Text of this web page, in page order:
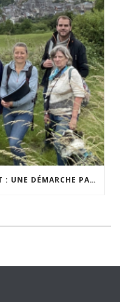
VISITE PARTAGÉE À WALCOURT : UNE DÉMARCHE PARTICIPATIVE ANIMÉE PAR ESPACE ENVIRONNEMENT